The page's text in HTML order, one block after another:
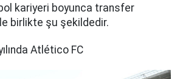
kariyeri boyunca transfer
birlikte şu şekildedir.
Atlético FC